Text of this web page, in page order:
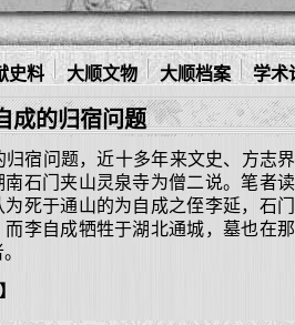
史料 大顺文物 大顺档案 学术
成的归宿问题
宿问题，近十多年来文史、方志
南石门夹山灵泉寺为僧二说。笔者
为死于通山的为自成之侄李延，石
而李自成牺牲于湖北通城，墓也在